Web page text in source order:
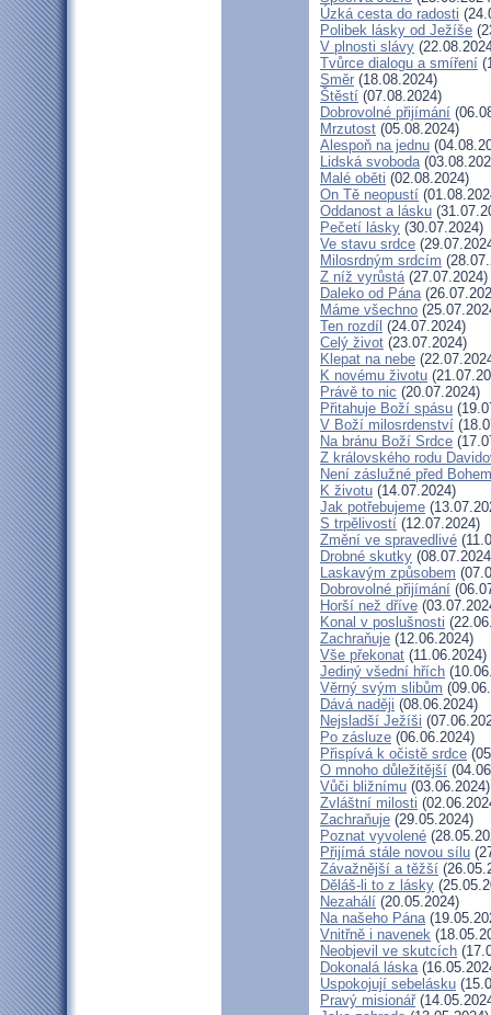
Úzká cesta do radosti
Polibek lásky od Ježíše
V plnosti slávy
Tvůrce dialogu a smíření
Směr (18.08.2024)
Štěstí (07.08.2024)
Dobrovolné přijímání
Mrzutost (05.08.2024)
Alespoň na jednu
Lidská svoboda
Malé oběti (02.08.2024)
On Tě neopustí
Oddanost a lásku
Pečetí lásky (30.07.2024)
Ve stavu srdce
Milosrdným srdcím
Z níž vyrůstá(27.07.2024)
Daleko od Pána
Máme všechno
Ten rozdíl (24.07.2024)
Celý život (23.07.2024)
Klepat na nebe
K novému životu
Právě to nic (20.07.2024)
Přitahuje Boží spásu
V Boží milosrdenství
Na bránu Boží Srdce
Z královského rodu
Není záslužné před Bohem
K životu (14.07.2024)
Jak potřebujeme
S trpělivostí (12.07.2024)
Změní ve spravedlivé
Drobné skutky
Laskavým způsobem
Dobrovolné přijímání
Horší než dříve
Konal v poslušnosti
Zachraňuje (12.06.2024)
Vše překonat (11.06.2024)
Jediný všední hřích
Věrný svým slibům
Dává naději (08.06.2024)
Nejsladší Ježíši
Po zásluze (06.06.2024)
Přispívá k očistě srdce
O mnoho důležitější
Vůči bližnímu (03.06.2024)
Zvláštní milosti
Zachraňuje (29.05.2024)
Poznat vyvolené
Přijímá stále novou sílu
Závažnější a těžší
Děláš-li to z lásky
Nezahálí (20.05.2024)
Na našeho Pána
Vnitřně i navenek
Neobjevil ve skutcích
Dokonalá láska
Uspokojují sebelásku
Pravý misionář